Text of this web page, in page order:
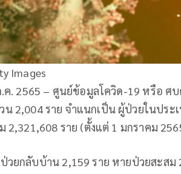
Images
.ค. 2565 – ศูนย์ข้อมูลโควิด-19 หรือ ศ
น 2,004 ราย จำแนกเป็น ผู้ป่วยในประ
2,321,608 ราย (ตั้งแต่ 1 มกราคม
วยกลับบ้าน 2,159 ราย หายป่วยสะสม